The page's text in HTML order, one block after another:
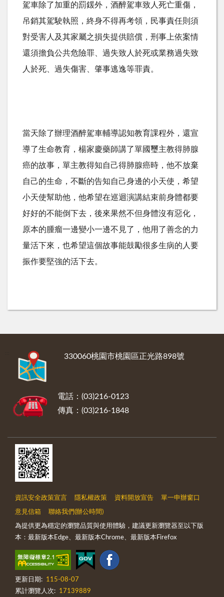
駕車除了加重的罰鍰外，酒醉駕車致人死亡重傷，
吊銷其駕駛執照，終身不得再考領，民事責任則須
對受害人及其家屬之損失提供賠償，刑事上依案情
還須擔負公共危險罪、過失致人於死或業務過失致
人於死、過失傷害、肇事逃逸等罪責。
當天除了辦理酒醉駕車輔導認知教育課程外，還宣
導了生命教育，楊家慶藥師講了單國璽主教得肺腺
癌的故事，單主教得知自己得肺腺癌時，他不放棄
自己的生命，不斷的告知自己身邊的小天使，希望
小天使幫助他，他希望在巡迴演講結束前身體都要
好好的不能倒下去，後來果然不但身體沒有惡化，
原本的腫瘤一邊變小一邊不見了，他用了善念的力
量活下來，也希望這個故事能鼓勵很多生病的人要
振作要堅強的活下去。
330060桃園市桃園區正光路898號
電話：(03)216-0123
傳真：(03)216-1848
資訊安全政策宣言 隱私權政策 資料開放宣告 單一申辦窗口
意見信箱 聯絡我們(辦公時間)
為提供更為穩定的瀏覽品質與使用體驗，建議更新瀏覽器至以下版
本：最新版本Edge、最新版本Chrome、最新版本Firefox
更新日期:
115-08-07
累計瀏覽人次:
17139889